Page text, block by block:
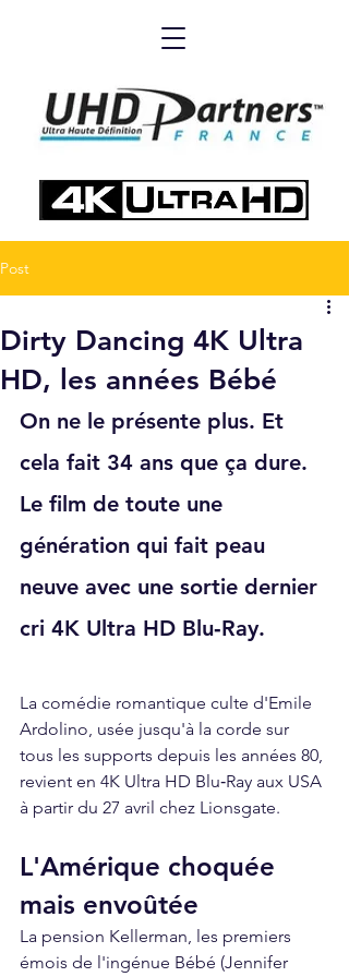
Post
Dirty Dancing 4K Ultra
HD, les années Bébé
On ne le présente plus. Et
cela fait 34 ans que ça dure.
Le film de toute une
génération qui fait peau
neuve avec une sortie dernier
cri 4K Ultra HD Blu‑Ray.
La comédie romantique culte d'Emile
Ardolino, usée jusqu'à la corde sur
tous les supports depuis les années 80,
revient en 4K Ultra HD Blu‑Ray aux USA
à partir du 27 avril chez Lionsgate.
L'Amérique choquée
mais envoûtée
La pension Kellerman, les premiers
émois de l'ingénue Bébé (Jennifer